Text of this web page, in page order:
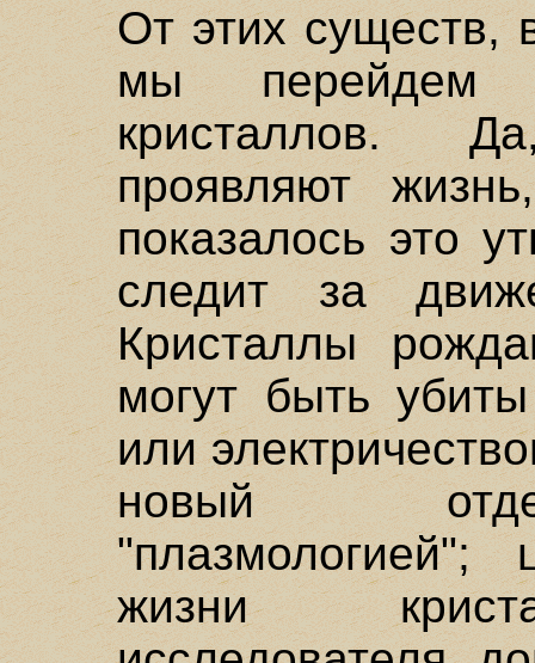
От этих существ,
мы перейдем
кристаллов.
проявляют
показалось это
следит за
Кристаллы
могут быть
или
новый
жизни